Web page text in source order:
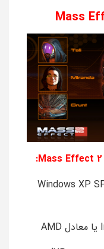
: Windows XP